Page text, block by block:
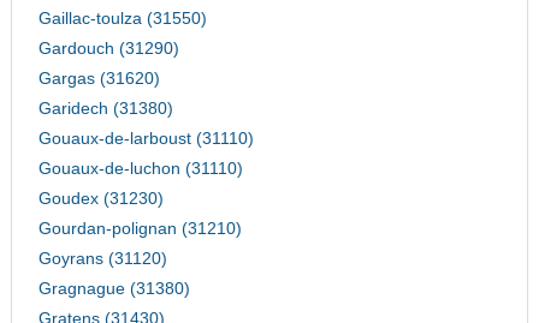
Gaillac-toulza (31550)
Gardouch (31290)
Gargas (31620)
Garidech (31380)
Gouaux-de-larboust (31110)
Gouaux-de-luchon (31110)
Goudex (31230)
Gourdan-polignan (31210)
Goyrans (31120)
Gragnague (31380)
Gratens (31430)